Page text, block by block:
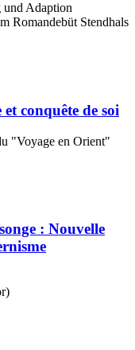
und Adaption
Romandebüt Stendhals
conquête de soi
"Voyage en Orient"
: Nouvelle